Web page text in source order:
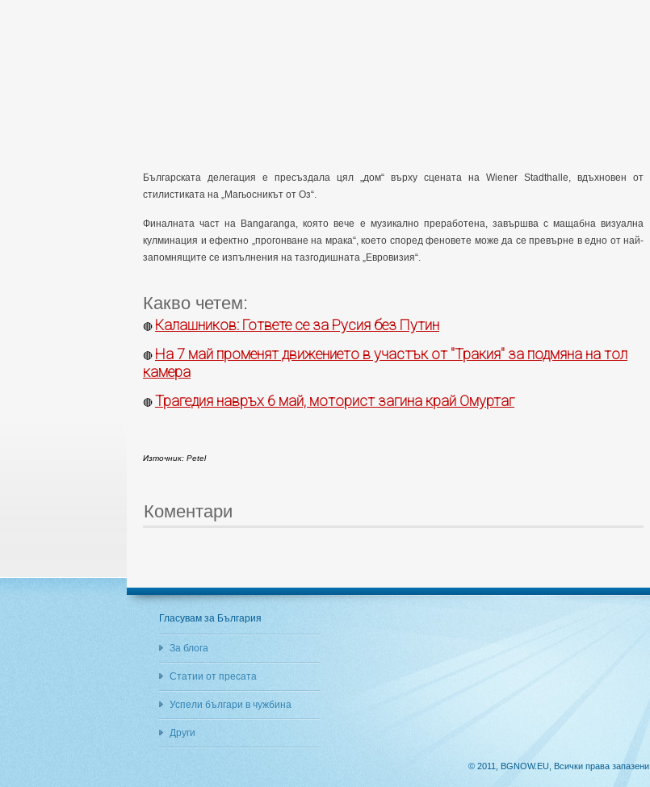
Българската делегация е пресъздала цял „дом“ върху сцената на Wiener Stadthalle, вдъхновен от
стилистиката на „Магьосникът от Оз“.
Финалната част на Bangaranga, която вече е музикално преработена, завършва с мащабна визуална
кулминация и ефектно „прогонване на мрака“, което според феновете може да се превърне в едно от най-
запомнящите се изпълнения на тазгодишната „Евровизия“.
Какво четем:
🔴 Калашников: Гответе се за Русия без Путин
🔴 На 7 май променят движението в участък от "Тракия" за подмяна на тол
камера
🔴 Трагедия навръх 6 май, моторист загина край Омуртаг
Източник: Petel
Коментари
Гласувам за България
За блога
Статии от пресата
Успели българи в чужбина
Други
© 2011, BGNOW.EU, Всички права запазени